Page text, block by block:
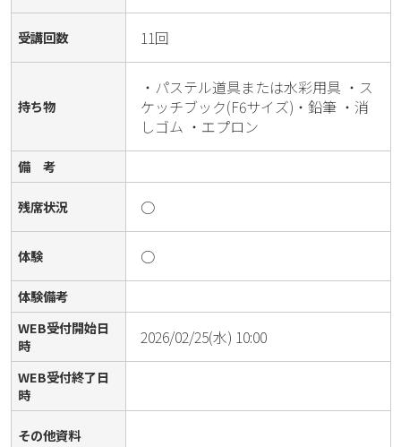
受講回数 11回
持ち物
・パステル道具または水彩用具 ・ス
ケッチブック(F6サイズ)・鉛筆 ・消
しゴム ・エプロン
備 考
残席状況 ○
体験 ○
体験備考
WEB受付開始日
時
2026/02/25(水) 10:00
WEB受付終了日
時
その他資料